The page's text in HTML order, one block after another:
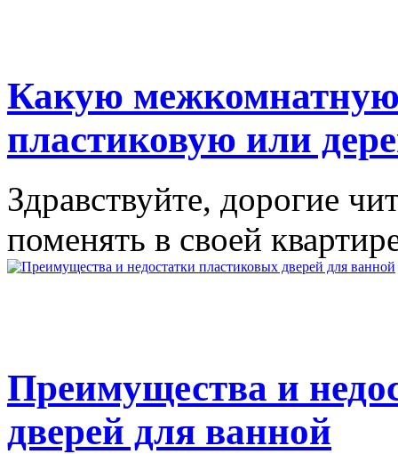
Какую
пластиковую или
Здравствуйте, дорогие
поменять в своей
Преимущества и
дверей для ванной